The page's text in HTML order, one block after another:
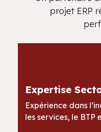
projet ERP
Expertise
Expérience dans
les services, le BTP